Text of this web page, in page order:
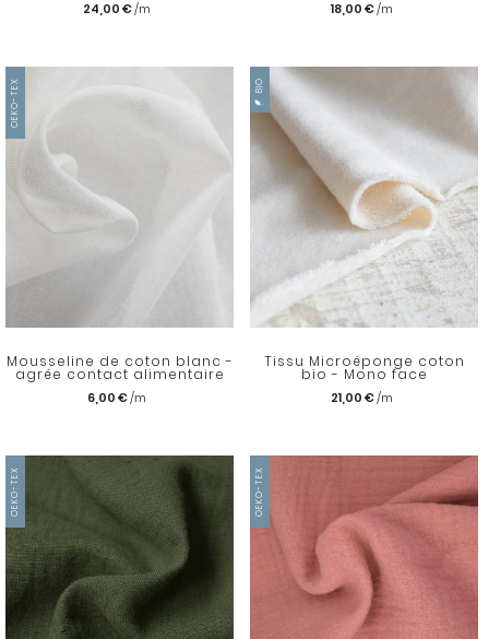
24,00 € 18,00 €
OEKO-TEX
Mousseline de coton blanc -
agrée contact alimentaire
6,00 €
BIO
Tissu Microéponge coton
bio - Mono face
21,00 €
OEKO-TEX OEKO-TEX